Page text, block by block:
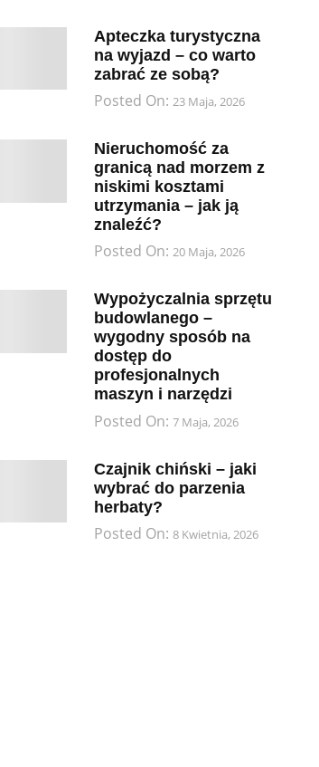
Apteczka turystyczna
na wyjazd – co warto
zabrać ze sobą?
Posted On:23 Maja, 2026
Nieruchomość za
granicą nad morzem z
niskimi kosztami
utrzymania – jak ją
znaleźć?
Posted On:20 Maja, 2026
Wypożyczalnia sprzętu
budowlanego –
wygodny sposób na
dostęp do
profesjonalnych
maszyn i narzędzi
Posted On:7 Maja, 2026
Czajnik chiński – jaki
wybrać do parzenia
herbaty?
Posted On:8 Kwietnia, 2026